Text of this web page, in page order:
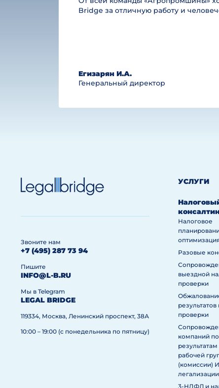
Bridge за отличную работу и
Егизарян И.А.
Генеральный директор
Звоните нам
+7 (495) 287 73 94
Пишите
INFO@L-B.RU
Мы в Telegram
LEGAL BRIDGE
119334, Москва, Ленинский проспект, 38А
10:00 – 19:00 (с понедельника по пятницу)
УСЛУГИ
Налоговое
Разовые
выездной
проверки
проверки
компаний по
рабочей
(комиссии)
легализации
3-НДФЛ и